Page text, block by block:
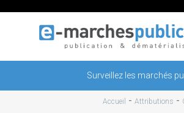
Surveillez les marchés
Accueil - Attributions -